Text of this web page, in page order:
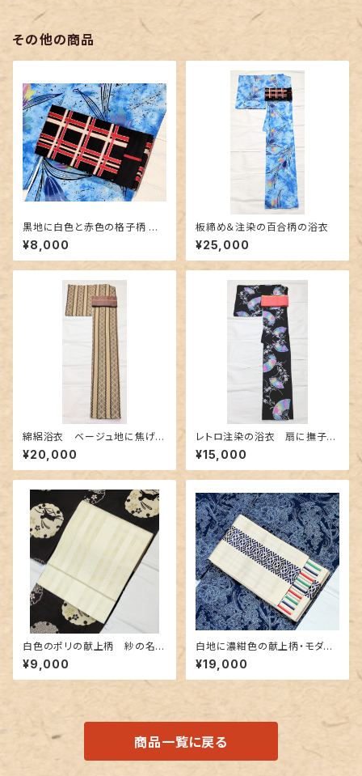
その他の商品
黒地に白色と赤色の格子柄 博
多織りの半幅帯
¥8,000
板締め＆注染の百合柄の浴衣
¥25,000
綿絽浴衣 ベージュ地に焦げ茶
色 鱗と松菱柄
¥20,000
レトロ注染の浴衣 扇に撫子〜
カラフルなぼかし～
¥15,000
白色のポリの献上柄 紗の名古
屋帯 長尺
¥9,000
白地に濃紺色の献上柄・モダン
なボーダー 博多織りリバーシ
ブル半幅帯
¥19,000
商品一覧に戻る